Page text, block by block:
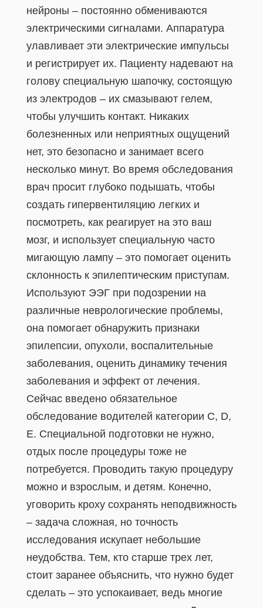
нейроны – постоянно обмениваются
электрическими сигналами. Аппаратура
улавливает эти электрические импульсы
и регистрирует их. Пациенту надевают на
голову специальную шапочку, состоящую
из электродов – их смазывают гелем,
чтобы улучшить контакт. Никаких
болезненных или неприятных ощущений
нет, это безопасно и занимает всего
несколько минут. Во время обследования
врач просит глубоко подышать, чтобы
создать гипервентиляцию легких и
посмотреть, как реагирует на это ваш
мозг, и использует специальную часто
мигающую лампу – это помогает оценить
склонность к эпилептическим приступам.
Используют ЭЭГ при подозрении на
различные неврологические проблемы,
она помогает обнаружить признаки
эпилепсии, опухоли, воспалительные
заболевания, оценить динамику течения
заболевания и эффект от лечения.
Сейчас введено обязательное
обследование водителей категории C, D,
E. Специальной подготовки не нужно,
отдых после процедуры тоже не
потребуется. Проводить такую процедуру
можно и взрослым, и детям. Конечно,
уговорить кроху сохранять неподвижность
– задача сложная, но точность
исследования искупает небольшие
неудобства. Тем, кто старше трех лет,
стоит заранее объяснить, что нужно будет
сделать – это успокаивает, ведь многие